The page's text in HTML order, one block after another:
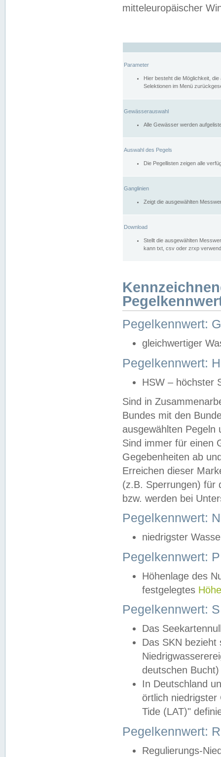
mitteleuropäischer
Parameter
Hier besteht die Möglichkeit,
Selektionen im Menü
Gewässerauswahl
Alle Gewässer werden
Auswahl des Pegels
Die Pegellisten zeigen alle
Ganglinien
Zeigt die ausgewählten
Download
Stellt die ausgewählten
kann txt, csv oder zrxp
Pegelkennwert:
gleichwertiger
Pegelkennwert:
HSW – höchster
Sind in
Bundes mit den
ausgewählten
Sind immer für einen
Gegebenheiten ab
Erreichen dieser
(z.B. Sperrungen) für
bzw. werden bei
Pegelkennwert:
niedrigster
Pegelkennwert:
Höhenlage des
festgelegtes
Pegelkennwert:
Das
Das SKN
deutschen
In Deutschland
örtlich
Tide (LAT)"
Pegelkennwert:
Regulierungs-